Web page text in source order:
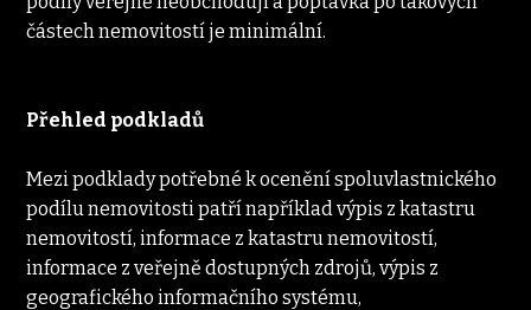
částech nemovitostí je minimální.
Přehled podkladů
Mezi podklady potřebné k ocenění spoluvlastnického
podílu nemovitosti patří například výpis z katastru
nemovitostí, informace z katastru nemovitostí,
informace z veřejně dostupných zdrojů, výpis z
geografického informačního systému,